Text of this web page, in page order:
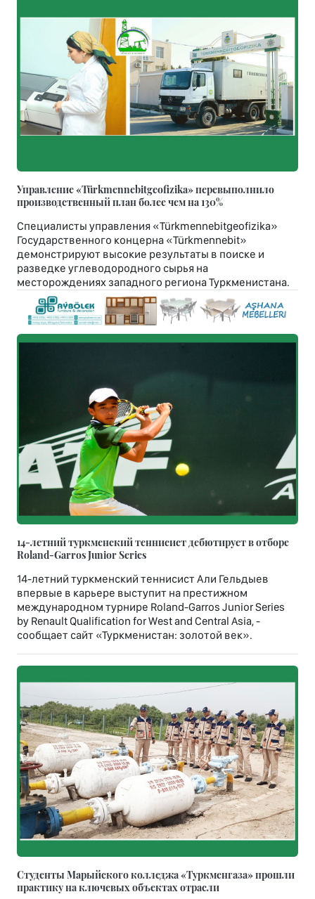
Управление «Türkmennebitgeofizika» перевыполнило
производственный план более чем на 130%
Специалисты управления «Türkmennebitgeofizika»
Государственного концерна «Türkmennebit»
демонстрируют высокие результаты в поиске и
разведке углеводородного сырья на
месторождениях западного региона Туркменистана.
14-летний туркменский теннисист дебютирует в отборе
Roland-Garros Junior Series
14-летний туркменский теннисист Али Гельдыев
впервые в карьере выступит на престижном
международном турнире Roland-Garros Junior Series
by Renault Qualification for West and Central Asia, -
сообщает сайт «Туркменистан: золотой век».
Студенты Марыйского колледжа «Туркменгаза» прошли
практику на ключевых объектах отрасли